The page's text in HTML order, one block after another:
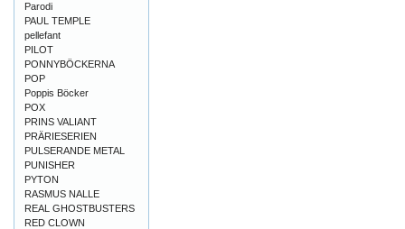
Parodi
PAUL TEMPLE
pellefant
PILOT
PONNYBÖCKERNA
POP
Poppis Böcker
POX
PRINS VALIANT
PRÄRIESERIEN
PULSERANDE METAL
PUNISHER
PYTON
RASMUS NALLE
REAL GHOSTBUSTERS
RED CLOWN